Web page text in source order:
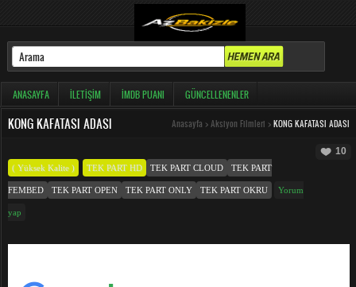
ANASAYFA İLETIŞIM İMDB PUANI GÜNCELLENENLER
KONG KAFATASI ADASI Anasayfa > Aksiyon Filmleri > KONG KAFATASI ADASI
10
( Yüksek Kalite ) TEK PART HD TEK PART CLOUD TEK PART
FEMBED TEK PART OPEN TEK PART ONLY TEK PART OKRU Yorum
yap